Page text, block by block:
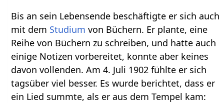
Bis an sein Lebensende beschäftigte er sich auch
mit dem Studium von Büchern. Er plante, eine
Reihe von Büchern zu schreiben, und hatte auch
einige Notizen vorbereitet, konnte aber keines
davon vollenden. Am 4. Juli 1902 fühlte er sich
tagsüber viel besser. Es wurde berichtet, dass er
ein Lied summte, als er aus dem Tempel kam: